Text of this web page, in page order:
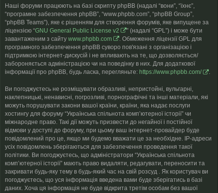
Наші форуми працюють на базі скрипту phpBB (надалі “вони”, “їхнє”,
“програмне забезпечення phpBB”, “www.phpbb.com”, “phpBB Group”,
“phpBB Teams”), яке є рішенням для створення форумів, яке випущене за
ліцензією “GNU General Public License v2
” (надалі “GPL”) і може бути
завантаженим з сайту www.phpbb.com
. Обмеження ліцензії GPL для
програмного забезпечення phpBB суворо пов'язані з організацією і
підтримкою інтернет-дискусій і не впливають на те, що дозволяється/
забороняється адміністрацією чи на поведінку в них. Для додаткової
інформації про phpBB, будь ласка, перегляньте: https://www.phpbb.com/ .
Ви погоджуєтесь не розміщувати образливі, непристойні, вульгарні,
наклепницькі, ненависні, погрозливі, порнографічні та інші матеріали, які
можуть порушувати закони вашої країни, країни, яка надає послуги
хостингу для форуму “Українська спільнота компʼютерної історії” чи
міжнародне право. Такі дії можуть призвести до негайної і постійної
відмови у доступі до форуму, при цьому ваш інтернет-провайдер буде
повідомлений про це, якщо ми будемо вважати це за необхідне. IP-адреси
усіх повідомлень зберігаються для забезпечення проведення такої
політики. Ви погоджуєтесь, що адміністратори “Українська спільнота
компʼютерної історії” мають право видаляти, редагувати, переносити та
закривати будь-яку тему в будь-який час на свій розсуд . Як користувач ви
погоджуєтесь, що уся інформація введена вами буде зберігатись в базі
даних. Хоча ця інформація не буде відкрита третім особам без вашої